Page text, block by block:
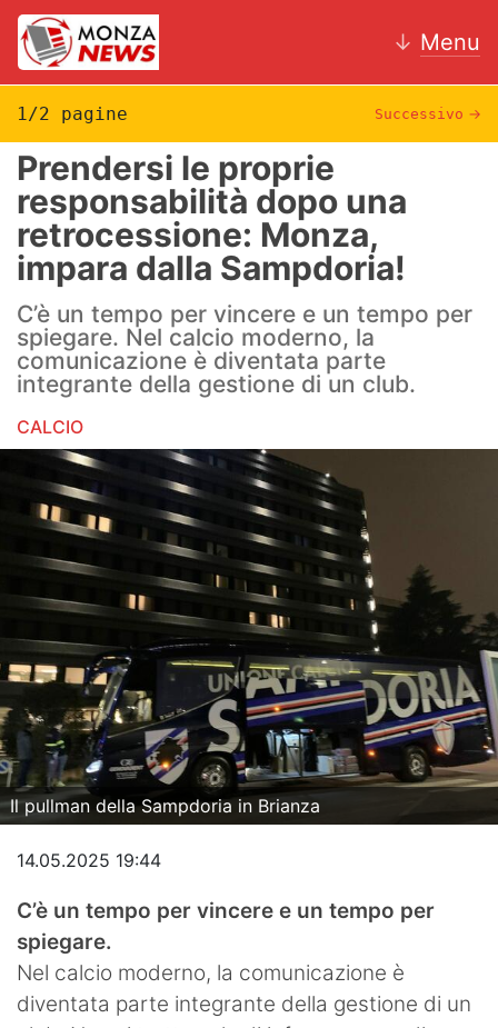
↓ Menu
News
AC Monza
Calcio
Motori
Volley
Hockey
Altri sport
Hockey
Pallanuoto
Altre
News
Turismo
Eventi
1/2 pagine Successivo →
Prendersi le proprie
responsabilità dopo una
retrocessione: Monza,
impara dalla Sampdoria!
C’è un tempo per vincere e un tempo per
spiegare. Nel calcio moderno, la
comunicazione è diventata parte
integrante della gestione di un club.
CALCIO
Il pullman della Sampdoria in Brianza
14.05.2025 19:44
C’è un tempo per vincere e un tempo per
spiegare.
Nel calcio moderno, la comunicazione è
diventata parte integrante della gestione di un